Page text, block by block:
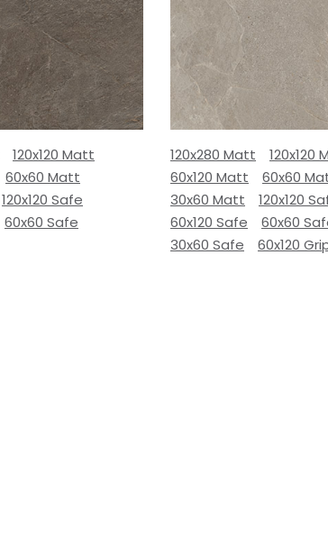
120x120 Matt
60x60 Matt
120x120 Safe
60x60 Safe
120x280 Matt
120x120
60x120 Matt
60x60
30x60 Matt
120x120
60x120 Safe
60x60
30x60 Safe
60x120